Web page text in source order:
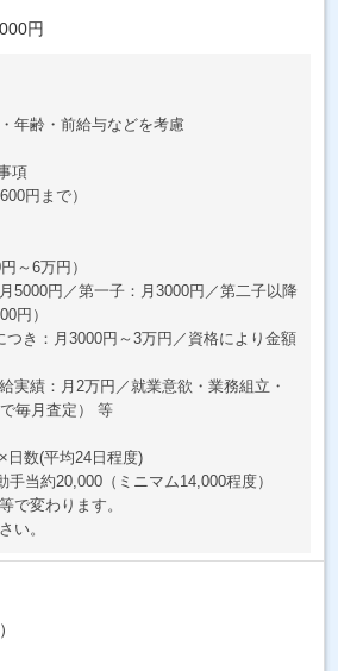
円
年齢・前給与などを考慮
項
円まで）
～6万円）
5000円／第一子：月3000円／第二子以降
円）
つき：月3000円～3万円／資格により金額
実績：月2万円／就業意欲・業務組立・
毎月査定） 等
日数(平均24日程度)
当約20,000（ミニマム14,000程度）
で変わります。
い。